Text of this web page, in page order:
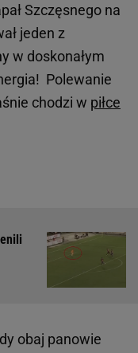
Szczęsnego na
jeden z
w doskonałym
Polewanie
chodzi w piłce
obaj panowie